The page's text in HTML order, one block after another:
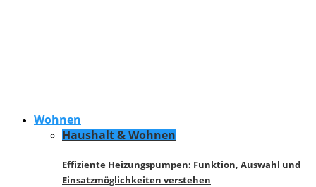
Wohnen
Haushalt & Wohnen
Effiziente Heizungspumpen: Funktion, Auswahl und
Einsatzmöglichkeiten verstehen